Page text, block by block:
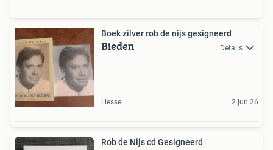
Boek zilver rob de nijs gesigneerd
Bieden Details
Liessel 2 jun 26
Rob de Nijs cd Gesigneerd